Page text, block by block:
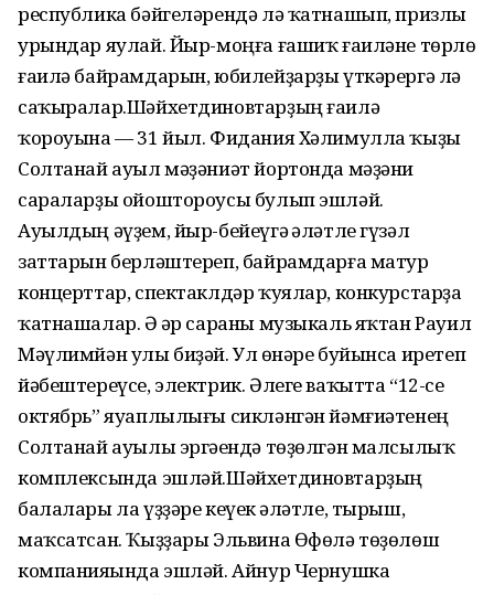
республика бәйгеләрендә лә ҡатнашып, призлы
урындар яулай. Йыр-моңға ғашиҡ ғаиләне төрлө
ғаилә байрамдарын, юбилейҙарҙы үткәрергә лә
саҡыралар.Шәйхетдиновтарҙың ғаилә
ҡороуына — 31 йыл. Фидания Хәлимулла ҡыҙы
Солтанай ауыл мәҙәниәт йортонда мәҙәни
сараларҙы ойоштороусы булып эшләй.
Ауылдың әүҙем, йыр-бейеүгә һәләтле гүзәл
заттарын берләштереп, байрамдарға матур
концерттар, спектаклдәр ҡуялар, конкурстарҙа
ҡатнашалар. Ә һәр сараны музыкаль яҡтан Рауил
Мәүлимйән улы биҙәй. Ул һөнәре буйынса иретеп
йәбештереүсе, электрик. Әлеге ваҡытта “12-се
октябрь” яуаплылығы сикләнгән йәмғиәтенең
Солтанай ауылы эргәһендә төҙөлгән малсылыҡ
комплексында эшләй.Шәйхетдиновтарҙың
балалары ла үҙҙәре кеүек һәләтле, тырыш,
маҡсатсан. Ҡыҙҙары Эльвина Өфөлә төҙөлөш
компанияһында эшләй. Айнур Чернушка